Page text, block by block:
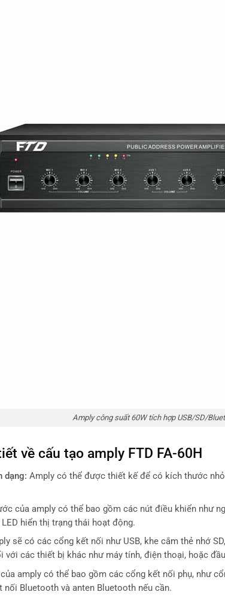
Amply công suất 60W tích hợp USB/SD/
về cấu tạo amply FTD FA-60H
dạng: Amply có thể được thiết kế để có kích thước
của amply có thể bao gồm các nút điều khiển như
hiển thị trạng thái hoạt động.
sẽ có các cổng kết nối như USB, khe cắm thẻ nhớ
với các thiết bị khác như máy tính, điện thoại, hoặc
amply có thể bao gồm các cổng kết nối phụ, như
nối Bluetooth và anten Bluetooth nếu cần.